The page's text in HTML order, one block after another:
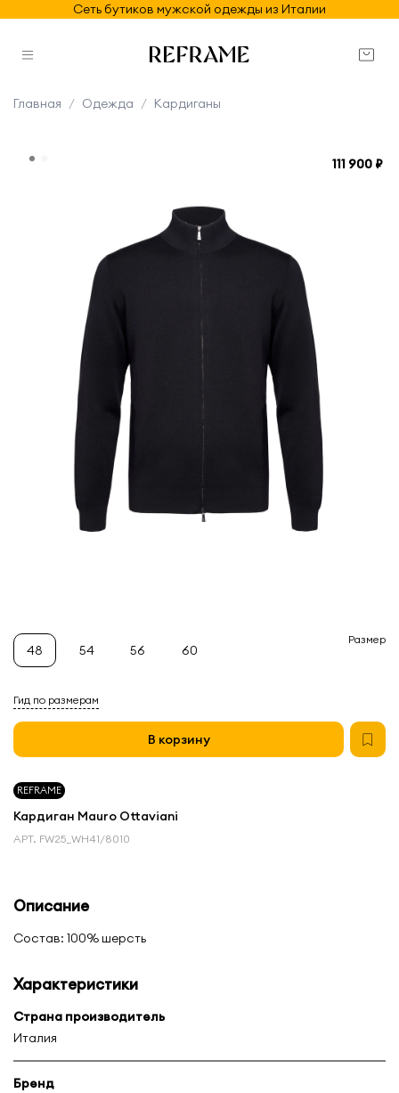
Сеть бутиков мужской одежды из Италии
Главная Одежда Кардиганы
REFRAME
Кардиган Mauro Ottaviani
111 900 ₽
АРТ. FW25_WH41/8010
Гид по размерам
В корзину
Размер
48 54 56 60
Описание
Состав: 100% шерсть
Характеристики
Страна производитель
Италия
Бренд